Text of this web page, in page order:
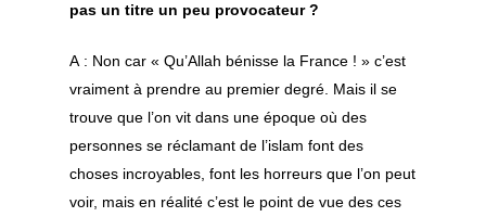
pas un titre un peu provocateur ?
A : Non car « Qu’Allah bénisse la France ! » c’est
vraiment à prendre au premier degré. Mais il se
trouve que l’on vit dans une époque où des
personnes se réclamant de l’islam font des
choses incroyables, font les horreurs que l’on peut
voir, mais en réalité c’est le point de vue des ces
ardemment
excellence –
‘âchiqu ma’nâ
Qasida – Je me
près de la
Layla – Danawtu
Paris
Yvelines
Partenariats
Rencontres
le soufisme